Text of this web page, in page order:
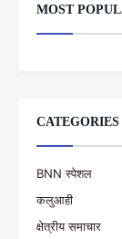
MOST
CATEGORIES
BNN स्पेशल
कलुआही
क्षेत्रीय समाचार